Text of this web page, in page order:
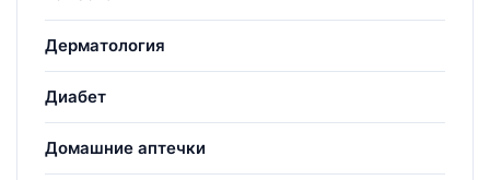
Дерматология
Диабет
Домашние аптечки